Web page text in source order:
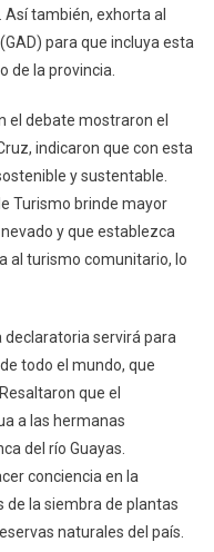
también, exhorta al
para que incluya esta
de la provincia.
el debate mostraron el
indicaron que con esta
y sustentable.
Turismo brinde mayor
y que establezca
al turismo comunitario, lo
servirá para
todo el mundo, que
que el
a las hermanas
del río Guayas.
conciencia en la
de la siembra de plantas
naturales del país.